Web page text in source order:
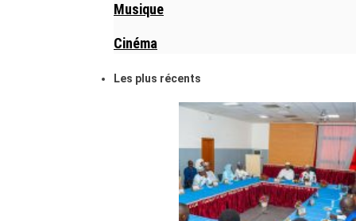
Musique
Cinéma
Les plus récents